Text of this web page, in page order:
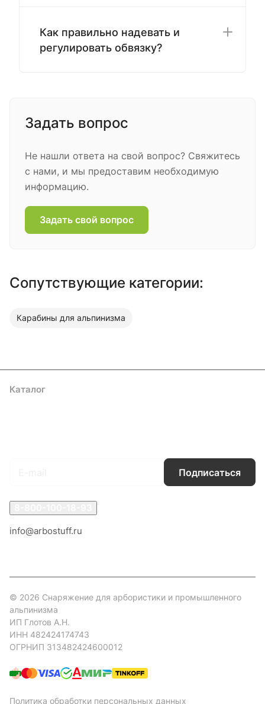
Как правильно надевать и
регулировать обвязку?
Задать вопрос
Не нашли ответа на свой вопрос? Свяжитесь
с нами, и мы предоставим необходимую
информацию.
Задать свой вопрос
Сопутствующие категории:
Карабины для альпинизма
Каталог
Подписаться
info@arbostuff.ru
© 2026 Снаряжение для арбористики и промышленного
альпинизма
ИП Глотов А.Н.
ИНН 482424174743
ОГРНИП 313482424600012
Политика обработки персональных данных